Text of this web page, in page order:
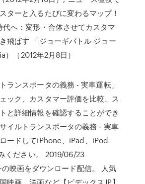
ターと入るたびに変わるマップ！
代へ：変形・合体させてカスタマ
飛ばす 「ジョーギバトル ジョー
）（2012年2月8日）
ランスポータの義務 - 実車運転」
ック、カスタマー評価を比較、ス
と詳細情報を確認することができ
イルトランスポータの義務 - 実車
ードしてiPhone、iPad、iPod
ください。 2019/06/23
映画をダウンロード配信。 人気
映画、洋画など【ビデックスJP】